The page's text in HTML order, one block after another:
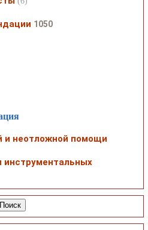
1050
и неотложной помощи